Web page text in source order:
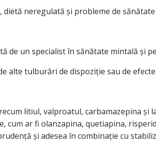
dietă neregulată și probleme de
de un specialist în sănătate mintală și
alte tulburări de dispoziție sau de
litiul, valproatul, carbamazepina
cum ar fi olanzapina, quetiapina,
și adesea în combinație cu